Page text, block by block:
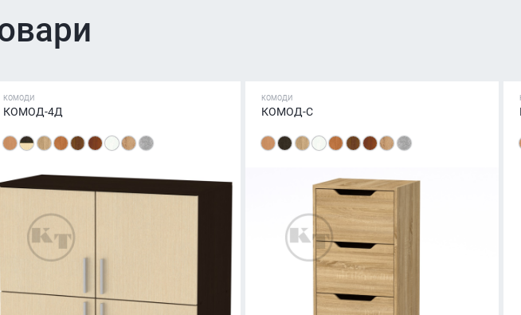
КОМОДИ
КОМОД-4Д
КОМОДИ
КОМОД-С